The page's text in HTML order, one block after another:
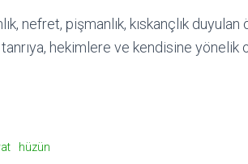
nefret, pişmanlık, kıskançlık
hekimlere ve kendisine yönelik
hüzün